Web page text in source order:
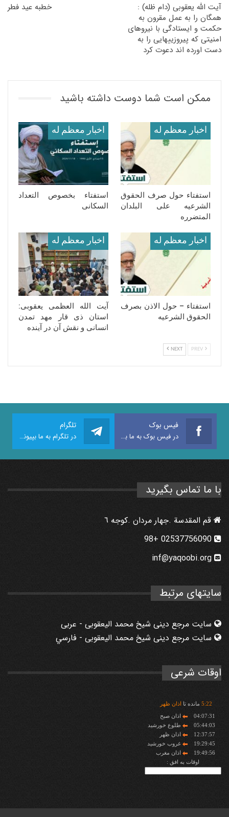
آیت الله یعقوبی (دام ظله) :
همگان را به عمل مقرون به
حکمت و ایستادگی با نیروهای
امنیتی که پیروزییهایی را به
دست اورده اند دعوت کرد
خطبه عید فطر
ممکن است شما دوست داشته باشید
اخبار معظم له
استفتاء حول صرف الحقوق
الشرعیه على البلدان
المتضرره
اخبار معظم له
استفتاء بخصوص التعداد
السکانی
اخبار معظم له
استفتاء – حول الاذن بصرف
الحقوق الشرعیه
اخبار معظم له
آیت الله العظمی یعقوبی:
استان ذی قار مهد تمدن
انسانی و نقش آن در آینده
NEXT
فیس بوک
در فیس بوک به ما بپیوندید
تلگرام
در تلگرام به ما بپیوندید
با ما تماس بگیرید
قم المقدسة .جهار مردان .كوجه ٦
inf@yaqoobi.org
سایتهای مرتبط
سایت مرجع دینی شیخ محمد الیعقوبی - عربی
سایت مرجع دینی شیخ محمد الیعقوبی - فارسي
اوقات شرعی
5:22 مانده تا اذان ظهر
04:07:31
اذان صبح
05:44:03
طلوع خورشید
12:37:57
اذان ظهر
19:29:45
غروب خورشید
19:49:56
اذان مغرب
اوقات به افق :